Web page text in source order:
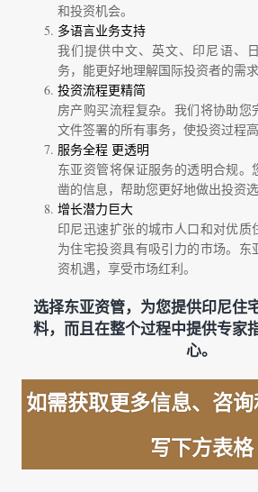
和投资机会。
多语言业务支持
我们提供中文、英文、印尼语、
务，能更好地理解国际投资者的需求
投资流程更精简
房产购买流程复杂。我们将协助您
文件签署的所有事务，使投资过程高
服务全程 更透明
东亚资管将保证服务的透明合规。
凿的信息，帮助您更好地做出投资选
增长潜力巨大
印尼迅速扩张的城市人口和对优质
为住宅投资具有吸引力的市场。东
资机遇，享受市场红利。
选择东亚资管，为您提供印尼住
料，而且在整个过程中提供专家
心。
如需获取更多信息、咨
写下方表格